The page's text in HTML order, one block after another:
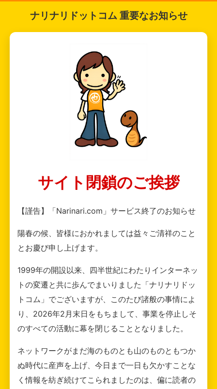
ナリナリドットコム 重要なお知らせ
サイト閉鎖のご挨拶
【謹告】「Narinari.com」サービス終了のお知らせ
陽春の候、皆様におかれましては益々ご清祥のこと
とお慶び申し上げます。
1999年の開設以来、四半世紀にわたりインターネッ
トの変遷と共に歩んでまいりました「ナリナリドッ
トコム」でございますが、このたび諸般の事情によ
り、2026年2月末日をもちまして、事業を停止しそ
のすべての活動に幕を閉じることとなりました。
ネットワークがまだ海のものとも山のものともつか
ぬ時代に産声を上げ、今日まで一日も欠かすことな
く情報を紡ぎ続けてこられましたのは、偏に読者の